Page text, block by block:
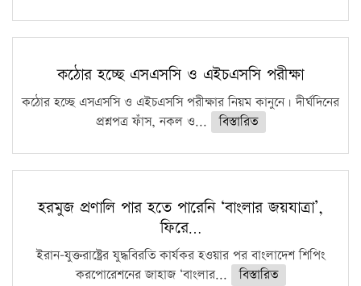
কঠোর হচ্ছে এসএসসি ও এইচএসসি পরীক্ষা
কঠোর হচ্ছে এসএসসি ও এইচএসসি পরীক্ষার নিয়ম কানুনে। দীর্ঘদিনের
প্রশ্নপত্র ফাঁস, নকল ও...
বিস্তারিত
হরমুজ প্রণালি পার হতে পারেনি ‘বাংলার জয়যাত্রা’,
ফিরে…
ইরান-যুক্তরাষ্ট্রের যুদ্ধবিরতি কার্যকর হওয়ার পর বাংলাদেশ শিপিং
করপোরেশনের জাহাজ ‘বাংলার...
বিস্তারিত